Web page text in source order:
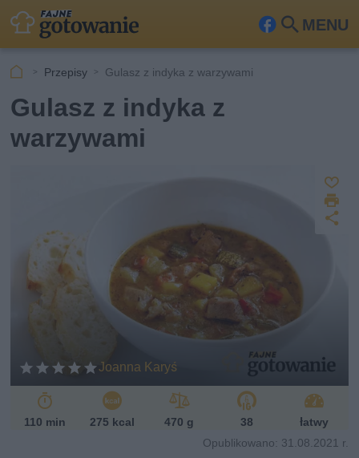
MENU
Fa Szu
Przepisy Gulasz z indyka z warzywami
Gulasz z indyka z
warzywami
Joanna Karyś
110 min 275 kcal 470 g 38
łatwy
Opublikowano: 31.08.2021 r.